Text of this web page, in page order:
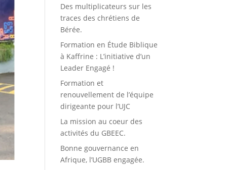
Des multiplicateurs sur les
traces des chrétiens de
Bérée.
Formation en Étude Biblique
à Kaffrine : L’initiative d’un
Leader Engagé !
Formation et
renouvellement de l’équipe
dirigeante pour l’UJC
La mission au coeur des
activités du GBEEC.
Bonne gouvernance en
Afrique, l’UGBB engagée.